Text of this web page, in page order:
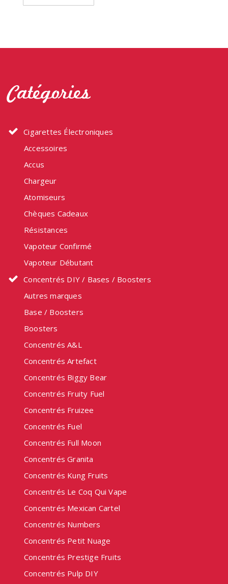
a
Les
page
Catégories
Cigarettes Électroniques
Accessoires
Accus
Chargeur
Atomiseurs
Chèques Cadeaux
Résistances
Vapoteur Confirmé
Vapoteur Débutant
Concentrés DIY / Bases / Boosters
Autres marques
Base / Boosters
Boosters
Concentrés A&L
Concentrés Artefact
Concentrés Biggy Bear
Concentrés Fruity Fuel
Concentrés Fruizee
Concentrés Fuel
Concentrés Full Moon
Concentrés Granita
Concentrés Kung Fruits
Concentrés Le Coq Qui Vape
Concentrés Mexican Cartel
Concentrés Numbers
Concentrés Petit Nuage
Concentrés Prestige Fruits
Concentrés Pulp DIY